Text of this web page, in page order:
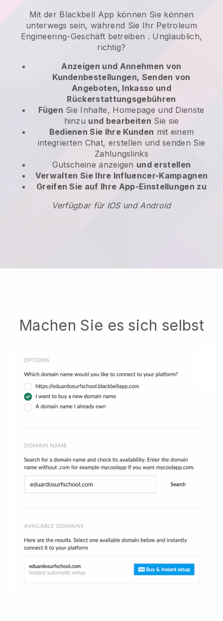
Mit der Blackbell App können Sie können
unterwegs sein, während Sie Ihr Petroleum
Engineering-Geschäft betreiben . Unglaublich,
richtig?
Anzeigen und Annehmen von
Kundenbestellungen, Senden von
Angeboten, Inkasso und
Rückerstattungsgebühren
Fügen Sie Inhalte, Homepage und Dienste
hinzu und bearbeiten Sie sie
Bedienen Sie Ihre Kunden mit einem
integrierten Chat, erstellen und senden Sie
Zahlungslinks
Gutscheine anzeigen und erstellen
Verwalten Sie Ihre Influencer-Kampagnen
Greifen Sie auf Ihre App-Einstellungen zu
Verfügbar für IOS und Android
Machen Sie es sich selbst